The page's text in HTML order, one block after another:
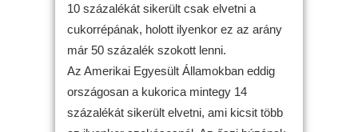
10 százalékát sikerült csak elvetni a
cukorrépának, holott ilyenkor ez az arány
már 50 százalék szokott lenni.
Az Amerikai Egyesült Államokban eddig
országosan a kukorica mintegy 14
százalékát sikerült elvetni, ami kicsit több